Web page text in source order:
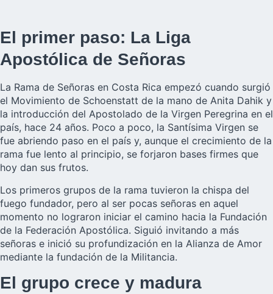
El primer paso: La Liga
Apostólica de Señoras
La Rama de Señoras en Costa Rica empezó cuando surgió
el Movimiento de Schoenstatt de la mano de Anita Dahik y
la introducción del Apostolado de la Virgen Peregrina en el
país, hace 24 años. Poco a poco, la Santísima Virgen se
fue abriendo paso en el país y, aunque el crecimiento de la
rama fue lento al principio, se forjaron bases firmes que
hoy dan sus frutos.
Los primeros grupos de la rama tuvieron la chispa del
fuego fundador, pero al ser pocas señoras en aquel
momento no lograron iniciar el camino hacia la Fundación
de la Federación Apostólica. Siguió invitando a más
señoras e inició su profundización en la Alianza de Amor
mediante la fundación de la Militancia.
El grupo crece y madura